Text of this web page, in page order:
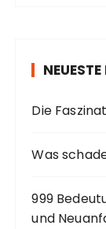
h
Die
Was
999
und